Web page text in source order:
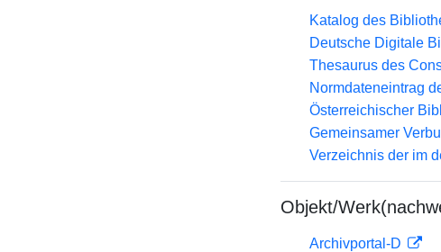
Katalog des
Deutsche Digitale
Thesaurus des
Normdateneintrag
Österreichischer
Gemeinsamer
Verzeichnis der im
Objekt/
Archivportal-D